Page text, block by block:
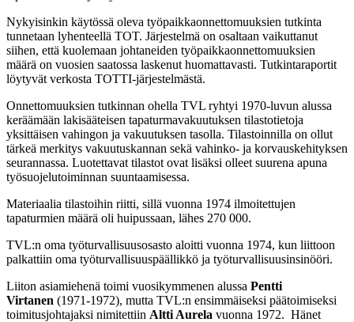
Nykyisinkin käytössä oleva työpaikkaonnettomuuksien tutkinta
tunnetaan lyhenteellä TOT. Järjestelmä on osaltaan vaikuttanut
siihen, että kuolemaan johtaneiden työpaikkaonnettomuuksien
määrä on vuosien saatossa laskenut huomattavasti. Tutkintaraportit
löytyvät verkosta TOTTI-järjestelmästä.
Onnettomuuksien tutkinnan ohella TVL ryhtyi 1970-luvun alussa
keräämään lakisääteisen tapaturmavakuutuksen tilastotietoja
yksittäisen vahingon ja vakuutuksen tasolla. Tilastoinnilla on ollut
tärkeä merkitys vakuutuskannan sekä vahinko- ja korvauskehityksen
seurannassa. Luotettavat tilastot ovat lisäksi olleet suurena apuna
työsuojelutoiminnan suuntaamisessa.
Materiaalia tilastoihin riitti, sillä vuonna 1974 ilmoitettujen
tapaturmien määrä oli huipussaan, lähes 270 000.
TVL:n oma työturvallisuusosasto aloitti vuonna 1974, kun liittoon
palkattiin oma työturvallisuuspäällikkö ja työturvallisuusinsinööri.
Liiton asiamiehenä toimi vuosikymmenen alussa Pentti
Virtanen (1971-1972), mutta TVL:n ensimmäiseksi päätoimiseksi
toimitusjohtajaksi nimitettiin Altti Aurela vuonna 1972. Hänet